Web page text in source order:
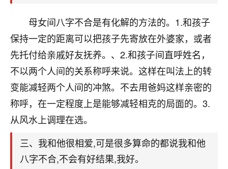
母女间八字不合是有化解的方法的。1.和孩子
保持一定的距离可以把孩子先寄放在外婆家，或者
先托付给亲戚好友抚养。、2.和孩子间直呼姓名，
不以两个人间的关系称呼来说。这样在叫法上的转
变能减轻两个人间的冲煞。不去用爸妈这样亲密的
称呼，在一定程度上是能够减轻相克的局面的。3.
从风水上调理在选。
三、我和他很相爱,可是很多算命的都说我和他
八字不合,不会有好结果,我好。
卦，认识老师3年了，都是缘分啊！
17分钟前 来自湖北 19
心若莲花
我是做餐饮的，这两年，生意屡屡受挫，店开一家关
一家，要么生意不好，生意好的就出事。前些年攒的
家底快败光了，真是倒霉！我也想找人看看到底怎么
回事？
啊！
太阳当空赵：我也做餐饮的，生意不算大，但